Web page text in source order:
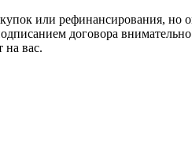
или рефинансирования, но
договора внимательно
на вас.